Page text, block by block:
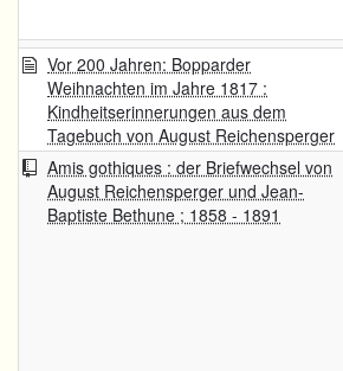
Vor 200 Jahren: Bopparder
Weihnachten im Jahre 1817 :
Kindheitserinnerungen aus dem
Tagebuch von August Reichensperger
Amis gothiques : der Briefwechsel von
August Reichensperger und Jean-
Baptiste Bethune ; 1858 - 1891